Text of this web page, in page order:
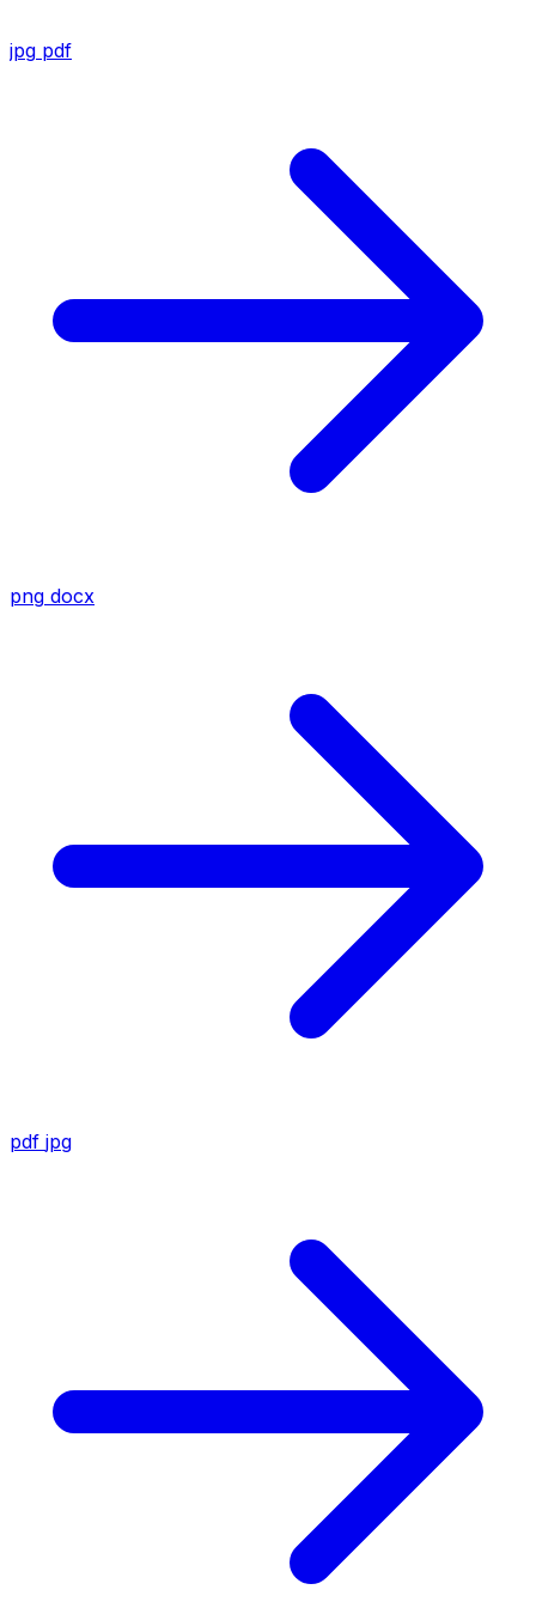
jpg pdf
png docx
pdf jpg